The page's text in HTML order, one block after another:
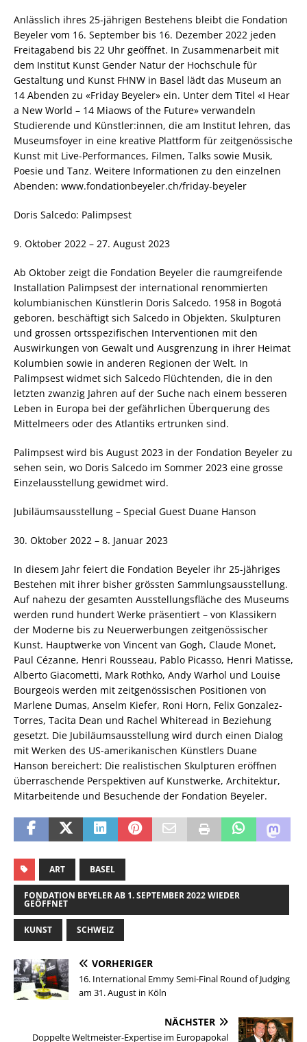
Anlässlich ihres 25-jährigen Bestehens bleibt die Fondation
Beyeler vom 16. September bis 16. Dezember 2022 jeden
Freitagabend bis 22 Uhr geöffnet. In Zusammenarbeit mit
dem Institut Kunst Gender Natur der Hochschule für
Gestaltung und Kunst FHNW in Basel lädt das Museum an
14 Abenden zu «Friday Beyeler» ein. Unter dem Titel «I Hear
a New World – 14 Miaows of the Future» verwandeln
Studierende und Künstler:innen, die am Institut lehren, das
Museumsfoyer in eine kreative Plattform für zeitgenössische
Kunst mit Live-Performances, Filmen, Talks sowie Musik,
Poesie und Tanz. Weitere Informationen zu den einzelnen
Abenden: www.fondationbeyeler.ch/friday-beyeler
Doris Salcedo: Palimpsest
9. Oktober 2022 – 27. August 2023
Ab Oktober zeigt die Fondation Beyeler die raumgreifende
Installation Palimpsest der international renommierten
kolumbianischen Künstlerin Doris Salcedo. 1958 in Bogotá
geboren, beschäftigt sich Salcedo in Objekten, Skulpturen
und grossen ortsspezifischen Interventionen mit den
Auswirkungen von Gewalt und Ausgrenzung in ihrer Heimat
Kolumbien sowie in anderen Regionen der Welt. In
Palimpsest widmet sich Salcedo Flüchtenden, die in den
letzten zwanzig Jahren auf der Suche nach einem besseren
Leben in Europa bei der gefährlichen Überquerung des
Mittelmeers oder des Atlantiks ertrunken sind.
Palimpsest wird bis August 2023 in der Fondation Beyeler zu
sehen sein, wo Doris Salcedo im Sommer 2023 eine grosse
Einzelausstellung gewidmet wird.
Jubiläumsausstellung – Special Guest Duane Hanson
30. Oktober 2022 – 8. Januar 2023
In diesem Jahr feiert die Fondation Beyeler ihr 25-jähriges
Bestehen mit ihrer bisher grössten Sammlungsausstellung.
Auf nahezu der gesamten Ausstellungsfläche des Museums
werden rund hundert Werke präsentiert – von Klassikern
der Moderne bis zu Neuerwerbungen zeitgenössischer
Kunst. Hauptwerke von Vincent van Gogh, Claude Monet,
Paul Cézanne, Henri Rousseau, Pablo Picasso, Henri Matisse,
Alberto Giacometti, Mark Rothko, Andy Warhol und Louise
Bourgeois werden mit zeitgenössischen Positionen von
Marlene Dumas, Anselm Kiefer, Roni Horn, Felix Gonzalez-
Torres, Tacita Dean und Rachel Whiteread in Beziehung
gesetzt. Die Jubiläumsausstellung wird durch einen Dialog
mit Werken des US-amerikanischen Künstlers Duane
Hanson bereichert: Die realistischen Skulpturen eröffnen
überraschende Perspektiven auf Kunstwerke, Architektur,
Mitarbeitende und Besuchende der Fondation Beyeler.
ART BASEL
FONDATION BEYELER AB 1. SEPTEMBER 2022 WIEDER
GEÖFFNET
KUNST SCHWEIZ
VORHERIGER
16. International Emmy Semi-Final Round of Judging
am 31. August in Köln
NÄCHSTER
Doppelte Weltmeister-Expertise im Europapokal